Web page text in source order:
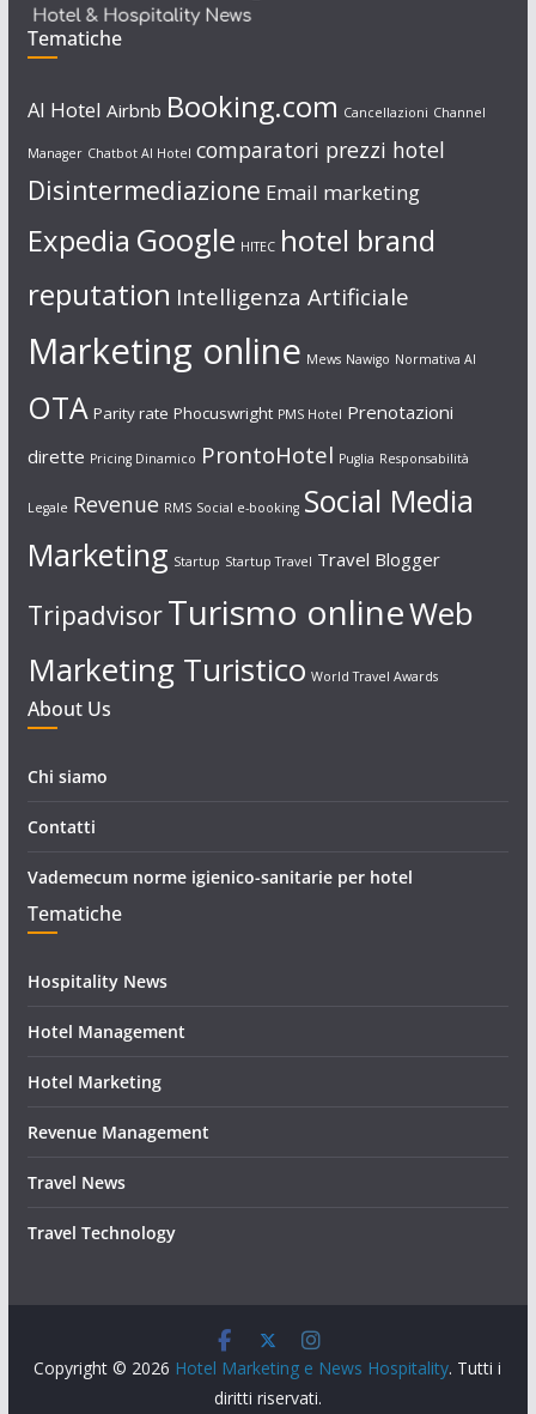
Tematiche
AI Hotel Airbnb Booking.com Cancellazioni Channel
Manager Chatbot AI Hotel comparatori prezzi hotel
Disintermediazione Email marketing
Expedia Google HITEC hotel brand
reputation Intelligenza Artificiale
Marketing online Mews Nawigo Normativa AI
OTA Parity rate Phocuswright PMS Hotel Prenotazioni
dirette Pricing Dinamico ProntoHotel Puglia Responsabilità
Legale Revenue RMS Social e-booking Social Media
Marketing Startup Startup Travel Travel Blogger
TripadvisorTurismo onlineWeb
Marketing Turistico World Travel Awards
About Us
Chi siamo
Contatti
Vademecum norme igienico-sanitarie per hotel
Tematiche
Hospitality News
Hotel Management
Hotel Marketing
Revenue Management
Travel News
Travel Technology
Copyright © 2026 Hotel Marketing e News Hospitality. Tutti i
diritti riservati.